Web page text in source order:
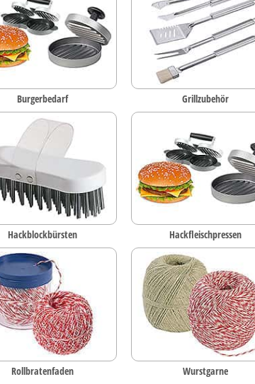
Burgerbedarf Grillzubehör
Hackblockbürsten Hackfleischpressen
Rollbratenfaden Wurstgarne